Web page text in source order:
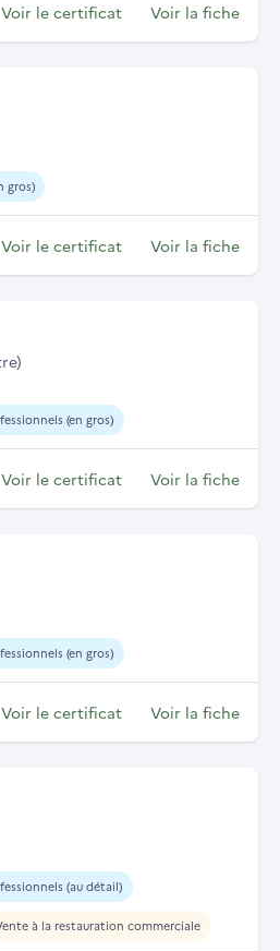
Voir le certificat Voir la fiche
gros)
Voir le certificat Voir la fiche
(en gros)
Voir le certificat Voir la fiche
(en gros)
Voir le certificat Voir la fiche
(au détail)
à la restauration commerciale